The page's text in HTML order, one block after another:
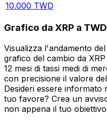
10.000 TWD
Grafico da XRP a TWD
Visualizza l'andamento
grafico del cambio da
12 mesi di tassi medi di
con precisione il valore
Desideri essere informato
tuo favore? Crea un
non appena il tuo